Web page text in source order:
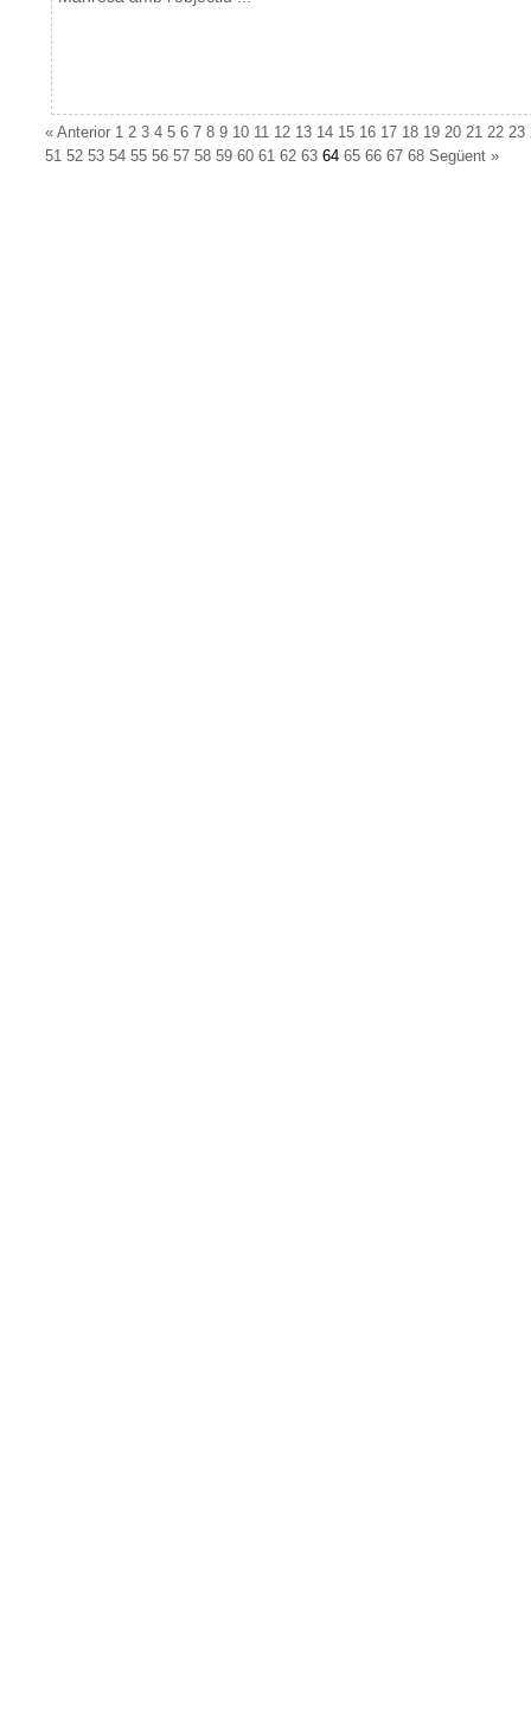
« Anterior 1 2 3 4 5 6 7 8 9 10 11 12 13 14 15 16 17 18 19 20 21 22 23
51 52 53 54 55 56 57 58 59 60 61 62 6364 65 66 67 68 Següent »